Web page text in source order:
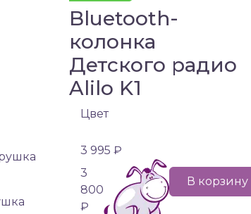
Bluetooth-
колонка
Детского радио
Alilo K1
Цвет
3 995 ₽
3
800
₽
В корзину